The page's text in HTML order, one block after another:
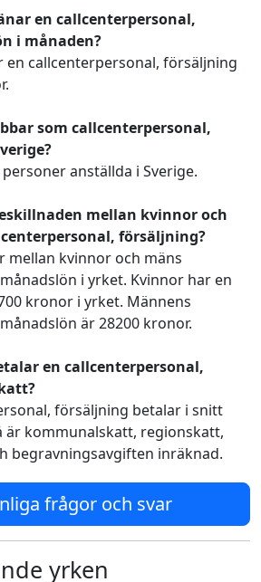
en callcenterpersonal,
i månaden?
en callcenterpersonal, försäljning
som callcenterpersonal,
anställda i Sverige.
mellan kvinnor och
försäljning?
mellan kvinnor och mäns
i yrket. Kvinnor har en
kronor i yrket. Männens
är 28200 kronor.
en callcenterpersonal,
försäljning betalar i snitt
är kommunalskatt, regionskatt,
begravningsavgiften inräknad.
frågor och svar
yrken